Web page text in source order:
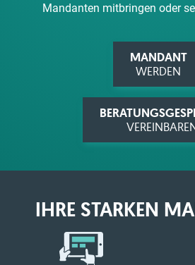
Mandanten mitbringen oder
MANDANT
WERDEN
IHRE STARKEN